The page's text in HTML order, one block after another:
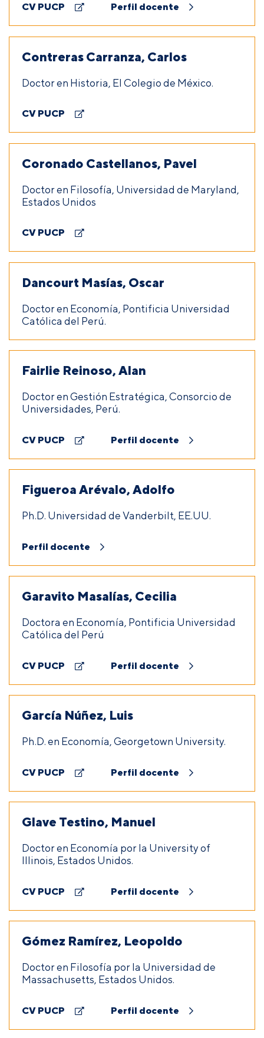
CV PUCP Perfil docente
Contreras Carranza, Carlos
Doctor en Historia, El Colegio de México.
CV PUCP
Coronado Castellanos, Pavel
Doctor en Filosofía, Universidad de Maryland,
Estados Unidos
CV PUCP
Dancourt Masías, Oscar
Doctor en Economía, Pontificia Universidad
Católica del Perú.
Fairlie Reinoso, Alan
Doctor en Gestión Estratégica, Consorcio de
Universidades, Perú.
CV PUCP Perfil docente
Figueroa Arévalo, Adolfo
Ph.D. Universidad de Vanderbilt, EE.UU.
Perfil docente
Garavito Masalías, Cecilia
Doctora en Economía, Pontificia Universidad
Católica del Perú
CV PUCP Perfil docente
García Núñez, Luis
Ph.D. en Economía, Georgetown University.
CV PUCP Perfil docente
Glave Testino, Manuel
Doctor en Economía por la University of
Illinois, Estados Unidos.
CV PUCP Perfil docente
Gómez Ramírez, Leopoldo
Doctor en Filosofía por la Universidad de
Massachusetts, Estados Unidos.
CV PUCP Perfil docente